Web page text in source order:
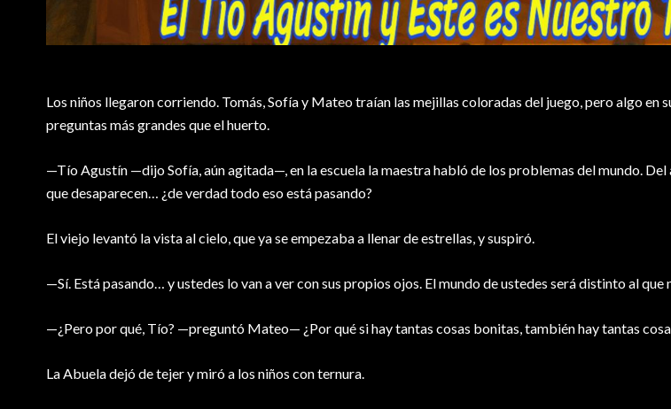
Los niños llegaron corriendo. Tomás, Sofía y Mateo traían las mejillas coloradas del juego, pero algo en
preguntas más grandes que el huerto.
—Tío Agustín —dijo Sofía, aún agitada—, en la escuela la maestra habló de los problemas del mundo. Del
que desaparecen… ¿de verdad todo eso está pasando?
El viejo levantó la vista al cielo, que ya se empezaba a llenar de estrellas, y suspiró.
—Sí. Está pasando… y ustedes lo van a ver con sus propios ojos. El mundo de ustedes será distinto al que
—¿Pero por qué, Tío? —preguntó Mateo— ¿Por qué si hay tantas cosas bonitas, también hay tantas
La Abuela dejó de tejer y miró a los niños con ternura.